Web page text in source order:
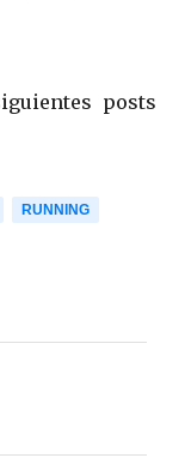
posts
RUNNING